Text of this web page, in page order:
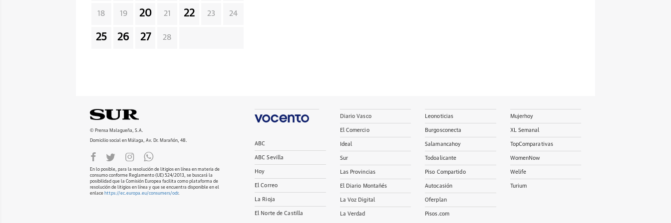
18 19 20 21 22 23 24
25 26 27 28
© Prensa Malagueña, S.A.
Domicilio social en Málaga, Av. Dr. Marañón, 48.
En lo posible, para la resolución de litigios en línea en materia de
consumo conforme Reglamento (UE) 524/2013, se buscará la
posibilidad que la Comisión Europea facilita como plataforma de
resolución de litigios en línea y que se encuentra disponible en el
enlace https://ec.europa.eu/consumers/odr.
ABC
ABC Sevilla
Hoy
El Correo
La Rioja
El Norte de Castilla
Diario Vasco
El Comercio
Ideal
Sur
Las Provincias
El Diario Montañés
La Voz Digital
La Verdad
Leonoticias
Burgosconecta
Salamancahoy
Todoalicante
Piso Compartido
Autocasión
Oferplan
Pisos.com
Mujerhoy
XL Semanal
TopComparativas
WomenNow
Welife
Turium